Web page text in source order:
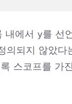
내에서 y를 선
의되지 않았다
스코프를 가